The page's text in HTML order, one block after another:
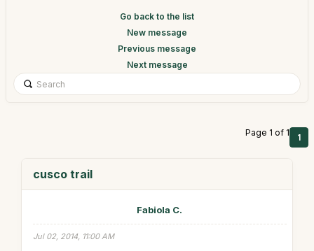
Go back to the list
New message
Previous message
Next message
Page 1 of 1 1
cusco trail
Fabiola C.
Jul 02, 2014, 11:00 AM